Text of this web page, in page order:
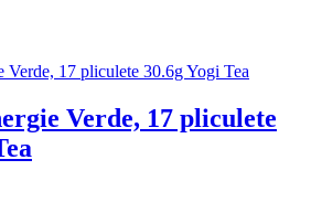
Verde, 17 pliculete